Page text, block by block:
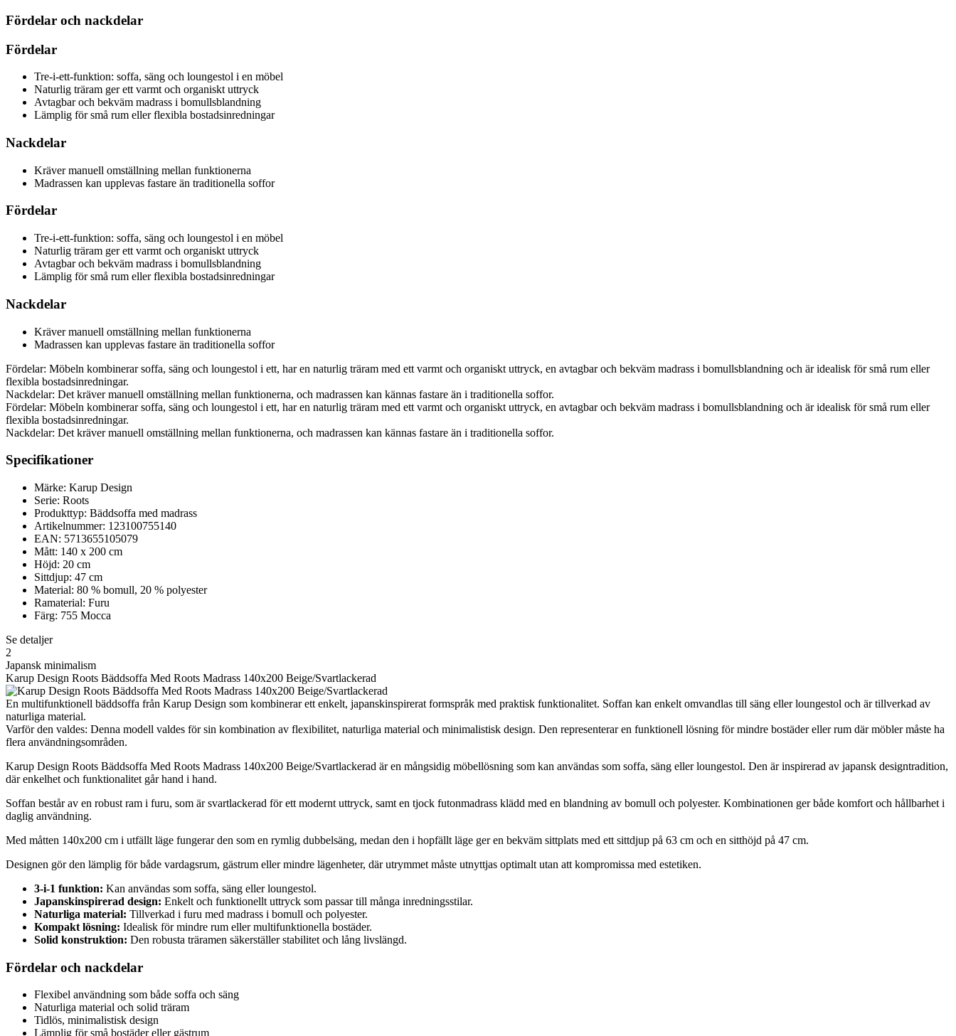
Fördelar och nackdelar
Fördelar
Tre-i-ett-funktion: soffa, säng och loungestol i en möbel
Naturlig träram ger ett varmt och organiskt uttryck
Avtagbar och bekväm madrass i bomullsblandning
Lämplig för små rum eller flexibla bostadsinredningar
Nackdelar
Kräver manuell omställning mellan funktionerna
Madrassen kan upplevas fastare än traditionella soffor
Fördelar
Tre-i-ett-funktion: soffa, säng och loungestol i en möbel
Naturlig träram ger ett varmt och organiskt uttryck
Avtagbar och bekväm madrass i bomullsblandning
Lämplig för små rum eller flexibla bostadsinredningar
Nackdelar
Kräver manuell omställning mellan funktionerna
Madrassen kan upplevas fastare än traditionella soffor
Fördelar: Möbeln kombinerar soffa, säng och loungestol i ett, har en naturlig träram med ett varmt och organiskt uttryck, en avtagbar och bekväm madrass i bomullsblandning och är idealisk för små rum eller
flexibla bostadsinredningar.
Nackdelar: Det kräver manuell omställning mellan funktionerna, och madrassen kan kännas fastare än i traditionella soffor.
Fördelar: Möbeln kombinerar soffa, säng och loungestol i ett, har en naturlig träram med ett varmt och organiskt uttryck, en avtagbar och bekväm madrass i bomullsblandning och är idealisk för små rum eller
flexibla bostadsinredningar.
Nackdelar: Det kräver manuell omställning mellan funktionerna, och madrassen kan kännas fastare än i traditionella soffor.
Specifikationer
Märke: Karup Design
Serie: Roots
Produkttyp: Bäddsoffa med madrass
Artikelnummer: 123100755140
EAN: 5713655105079
Mått: 140 x 200 cm
Höjd: 20 cm
Sittdjup: 47 cm
Material: 80 % bomull, 20 % polyester
Ramaterial: Furu
Färg: 755 Mocca
Se detaljer
2
Japansk minimalism
Karup Design Roots Bäddsoffa Med Roots Madrass 140x200 Beige/Svartlackerad
En multifunktionell bäddsoffa från Karup Design som kombinerar ett enkelt, japanskinspirerat formspråk med praktisk funktionalitet. Soffan kan enkelt omvandlas till säng eller loungestol och är tillverkad av
naturliga material.
Varför den valdes: Denna modell valdes för sin kombination av flexibilitet, naturliga material och minimalistisk design. Den representerar en funktionell lösning för mindre bostäder eller rum där möbler måste ha
flera användningsområden.
Karup Design Roots Bäddsoffa Med Roots Madrass 140x200 Beige/Svartlackerad är en mångsidig möbellösning som kan användas som soffa, säng eller loungestol. Den är inspirerad av japansk designtradition,
där enkelhet och funktionalitet går hand i hand.
Soffan består av en robust ram i furu, som är svartlackerad för ett modernt uttryck, samt en tjock futonmadrass klädd med en blandning av bomull och polyester. Kombinationen ger både komfort och hållbarhet i
daglig användning.
Med måtten 140x200 cm i utfällt läge fungerar den som en rymlig dubbelsäng, medan den i hopfällt läge ger en bekväm sittplats med ett sittdjup på 63 cm och en sitthöjd på 47 cm.
Designen gör den lämplig för både vardagsrum, gästrum eller mindre lägenheter, där utrymmet måste utnyttjas optimalt utan att kompromissa med estetiken.
3-i-1 funktion: Kan användas som soffa, säng eller loungestol.
Japanskinspirerad design: Enkelt och funktionellt uttryck som passar till många inredningsstilar.
Naturliga material: Tillverkad i furu med madrass i bomull och polyester.
Kompakt lösning: Idealisk för mindre rum eller multifunktionella bostäder.
Solid konstruktion: Den robusta träramen säkerställer stabilitet och lång livslängd.
Fördelar och nackdelar
Flexibel användning som både soffa och säng
Naturliga material och solid träram
Tidlös, minimalistisk design
Lämplig för små bostäder eller gästrum